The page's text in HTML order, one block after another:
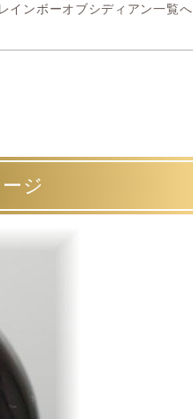
レインボーオブシディアン一覧へ
ジ